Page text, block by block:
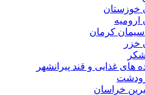
خوزستان
ارومیه
سیمان کرمان
خزر
های غذایی و قند پیرانشهر
خراسان